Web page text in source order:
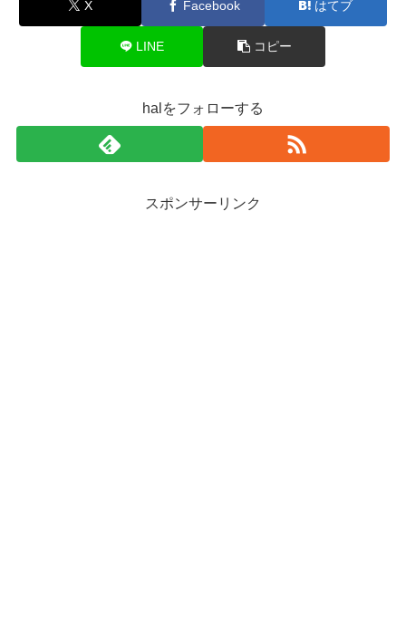
X Facebook はてブ
LINE コピー
halをフォローする
スポンサーリンク